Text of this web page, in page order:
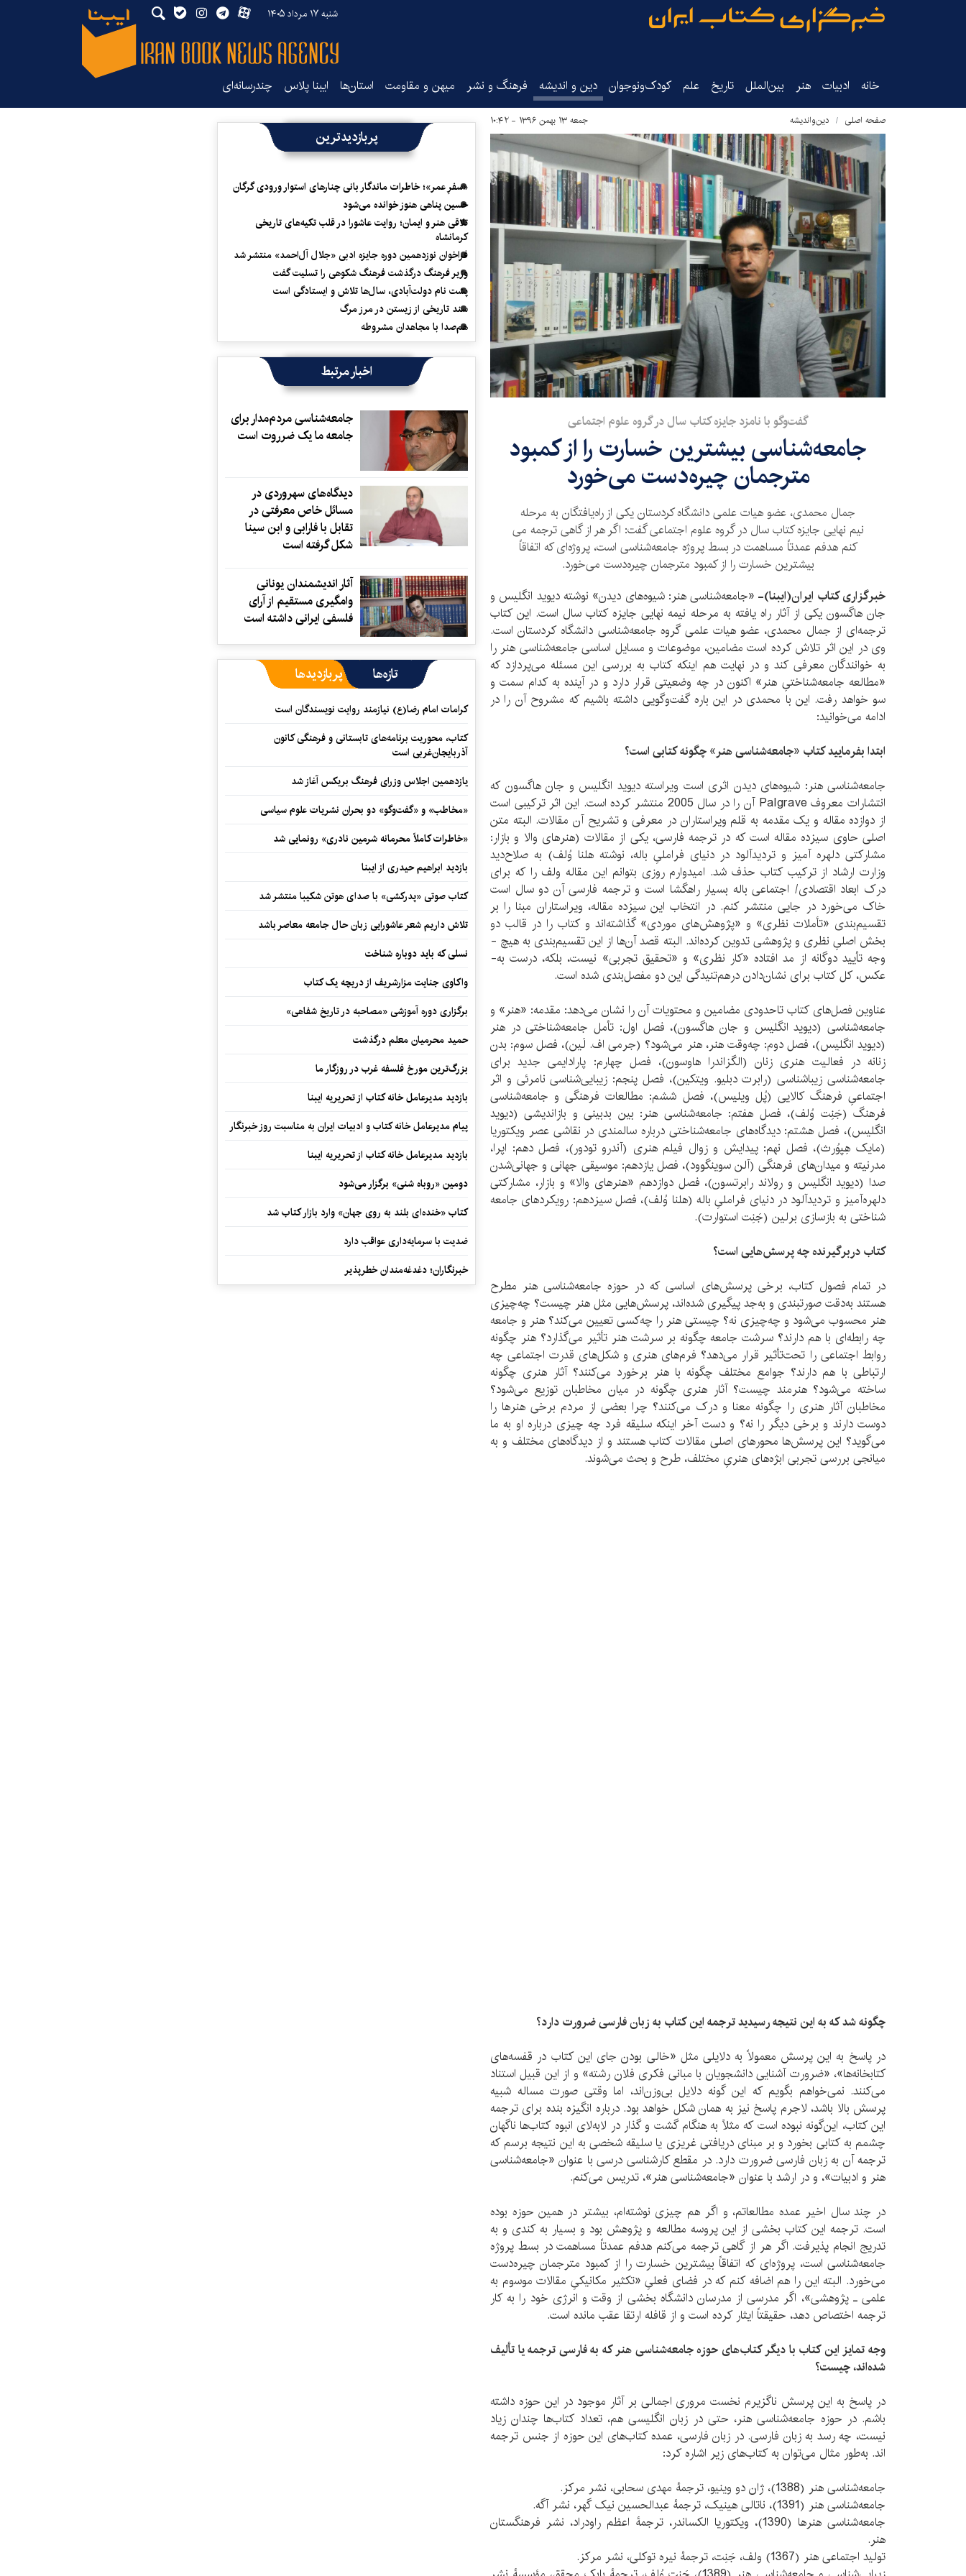
شنبه ۱۷ مرداد ۱۴۰۵
خانه ادبیات هنر بین‌الملل تاریخ‌ علم کودک‌ونوجوان دین و اندیشه فرهنگ و نشر میهن و مقاومت استان‌ها ایبنا پلاس چندرسانه‌ای
صفحه اصلی دین‌واندیشه جمعه ۱۳ بهمن ۱۳۹۶ - ۱۰:۴۲
گفت‌وگو با نامزد جایزه کتاب سال در گروه علوم اجتماعی
جامعه‌شناسی بیشترین خسارت را از کمبود
مترجمان چیره‌دست می‌خورد
جمال محمدی، عضو هیات علمی دانشگاه کردستان یکی از راه‌یافتگان به مرحله
نیم نهایی جایزه کتاب سال در گروه علوم اجتماعی گفت: اگر هر از گاهی ترجمه می­‌
کنم هدفم عمدتاً مساهمت در بسط پروژه جامعه‌شناسی است، پروژه­‌ای که اتفاقاً
بیشترین خسارت را از کمبود مترجمان چیره­‌دست می­‌خورد.
خبرگزاری کتاب ایران(ایبنا)- «جامعه‌شناسی هنر: شیوه‌های دیدن» نوشته ديويد انگليس و
جان هاگسون یکی از آثار راه یافته به مرحله نیمه نهایی جایزه کتاب سال است. این کتاب
ترجمه‌ای از جمال محمدی، عضو هیات علمی گروه جامعه­‌شناسی دانشگاه کردستان است.
وی در این اثر تلاش کرده است مضامین، موضوعات و مسایل اساسی جامعه­‌شناسی هنر را
به خوانندگان معرفی کند و در نهایت هم اینکه کتاب به بررسی این مسئله می‌پردازد که
«مطالعه جامعه‌شناختیِ هنر» اکنون در چه وضعیتی قرار دارد و در آینده به کدام سمت­ و
سو خواهد رفت. این با محمدی در این باره گفت‌وگویی داشته باشیم که مشروح آن را در
ادامه می‌خوانید:
ابتدا بفرمایید کتاب «جامعه­‌شناسی هنر» چگونه کتابی است؟
جامعه­‌شناسی هنر: شیوه­‌های دیدن اثری­ است ویراسته دیوید انگلیس و جان هاگسون که
انتشارات معروف Palgrave آن را در سال 2005 منتشر کرده است. این اثر ترکیبی است
از دوازده مقاله و یک مقدمه به­ قلم ویراستاران در معرفی و تشریح آن مقالات. البته متن
اصلی حاوی سیزده مقاله است که در ترجمه فارسی، یکی از مقالات (هنرهای والا و بازار:
مشارکتی دلهره ­آمیز و تردیدآلود در دنیای فراملیِ باله، نوشته هلنا وُلف) به صلاح‌‌دید
وزارت ارشاد از ترکیب کتاب حذف شد. امیدوارم روزی بتوانم این مقاله ولف را که برای
درک ابعاد اقتصادی/ اجتماعی باله بسیار راهگشا است و ترجمه فارسی آن دو سال است
خاک می­‌خورد در جایی منتشر کنم. در انتخاب این سیزده مقاله، ویراستاران مبنا را بر
تقسیم‌­بندی «تأملات نظری» و «پژوهش­‌های موردی» گذاشته­‌اند و کتاب را در قالب دو
بخش اصلیِ نظری و پژوهشی تدوین کرده‌­اند. البته قصد آن­‌ها از این تقسیم­‌بندی به‌ هیچ ­
وجه تأیید دوگانه از مد افتاده «کار نظری» و «تحقیق تجربی» نیست، بلکه، درست به‌­
عکس، کل کتاب برای نشان‌­دادن درهم‌تنیدگی این دو مفصل­‌بندی شده است.
عناوین فصل­‌های کتاب تاحدودی مضامین و محتویات آن را نشان می­‌دهد: مقدمه: «هنر» و
جامعه­‌شناسی (دیوید انگلیس و جان هاگسون)، فصل اول: تأمل جامعه­‌شناختی در هنر
(دیوید انگلیس)، فصل دوم: چه­‌وقت هنر، هنر می­‌شود؟ (جرمی اف. لَین)، فصل سوم: بدن
زنانه در فعالیت هنری زنان (الگزاندرا هاوسون)، فصل چهارم: پارادایمی جدید برای
جامعه‌شناسی زیباشناسی (رابرت دبلیو. ویتکین)، فصل پنجم: زیبایی‌­شناسی نامرئی و اثر
اجتماعیِ فرهنگ کالایی (پُل ویلیس)، فصل ششم: مطالعات فرهنگی و جامعه‌­شناسی
فرهنگ (جَنِت وُلف)، فصل هفتم: جامعه­‌شناسی هنر: بین بدبینی و بازاندیشی (دیوید
انگلیس)، فصل هشتم: دیدگاه‌­های جامعه­‌شناختی درباره سالمندی در نقاشی عصر ویکتوریا
(مایک هِپ­وُرث)، فصل نهم: پیدایش و زوال فیلم هنری (آندرو تودور)، فصل دهم: اپرا،
مدرنیته و میدان‌­های فرهنگی (آلن سوینگوود)، فصل یازدهم: موسیقی جهانی و جهانی­‌شدن
صدا (دیوید انگلیس و رولاند رابرتسون)، فصل دوازدهم «هنرهای والا» و بازار، مشارکتی
دلهره‌­آمیز و تردیدآلود در دنیای فراملیِ باله (هلنا وُلف)، فصل سیزدهم: رویکردهای جامعه­‌
شناختی به بازسازی برلین (جَنِت استوارت).
کتاب دربرگیرنده چه پرسش‌هایی است؟
در تمام فصول کتاب، برخی پرسش‌­های اساسی که در حوزه جامعه­‌شناسی هنر مطرح­‌
هستند به­‌دقت صورتبندی و به­‌جد پیگیری شده­‌اند، پرسش­‌هایی مثل هنر چیست؟ چه­‌چیزی
هنر محسوب می­‌شود و چه­‌چیزی نه؟ چیستی هنر را چه­‌کسی تعیین می­‌کند؟ هنر و جامعه
چه رابطه­‌ای با هم دارند؟ سرشت جامعه چگونه بر سرشت هنر تأثیر می­‌گذارد؟ هنر چگونه
روابط اجتماعی را تحت­‌تأثیر قرار می­‌دهد؟ فرم­‌های هنری و شکل­‌های قدرت اجتماعی چه
ارتباطی با هم دارند؟ جوامع مختلف چگونه با هنر برخورد می­‌کنند؟ آثار هنری چگونه
ساخته می­‌شود؟ هنرمند چیست؟ آثار هنری چگونه در میان مخاطبان توزیع می­‌شود؟
مخاطبان آثار هنری را چگونه معنا و درک می­‌کنند؟ چرا بعضی از مردم برخی هنرها را
دوست دارند و برخی دیگر را نه؟ و دست ­آخر این­که سلیقه فرد چه چیزی درباره او به ما
می‌گوید؟ این پرسش­‌ها محورهای اصلی مقالات کتاب هستند و از دیدگاه­‌های مختلف و به­‌
میانجی بررسی تجربی ابژه­‌های هنریِ مختلف، طرح و بحث می­‌شوند.
چگونه شد که به این نتیجه رسیدید ترجمه این کتاب به زبان فارسی ضرورت دارد؟
در پاسخ به این پرسش معمولاً به دلایلی مثل «خالی­ بودن جای این کتاب در قفسه­‌های
کتابخانه­‌ها»، «ضرورت آشنایی دانشجویان با مبانی فکری فلان رشته» و از این قبیل استناد
می‌کنند. نمی­‌خواهم بگویم که این گونه دلایل بی­‌وزن­‌اند، اما وقتی صورت مساله شبیه
پرسش بالا باشد، لاجرم پاسخ نیز به همان شکل خواهد بود. درباره انگیزه بنده برای ترجمه
این کتاب، این­‌گونه نبوده است که مثلاً به‌ هنگام گشت­ و گذار در لا‌به­‌لای انبوه کتاب­‌ها ناگهان
چشمم به کتابی بخورد و بر مبنای دریافتی غریزی یا سلیقه شخصی به این نتیجه برسم که
ترجمه آن به زبان فارسی ضرورت دارد. در مقطع کارشناسی درسی با عنوان «جامعه­‌شناسی
هنر و ادبیات»، و در ارشد با عنوان «جامعه‌‌شناسی هنر»، تدریس می­‌کنم.
در چند سال اخیر عمده مطالعاتم، و اگر هم چیزی نوشته­‌ام، بیشتر در همین حوزه بوده
است. ترجمه این کتاب بخشی از این پروسه مطالعه و پژوهش بود و بسیار به­‌ کندی و به‌
تدریج انجام پذیرفت. اگر هر از گاهی ترجمه می­‌کنم هدفم عمدتاً مساهمت در بسط پروژه
جامعه‌شناسی است، پروژه­‌ای که اتفاقاً بیشترین خسارت را از کمبود مترجمان چیره­‌دست
می­‌خورد. البته این را هم اضافه کنم که در فضای فعلیِ «تکثیر مکانیکیِ مقالات موسوم به
علمی ـ پژوهشی»، اگر مدرسی از مدرسان دانشگاه بخشی از وقت و انرژی خود را به کار
ترجمه اختصاص دهد، حقیقتاً ایثار کرده است و از قافله ارتقا عقب مانده است.
وجه تمایز این کتاب با دیگر کتاب­‌های حوزه جامعه­‌شناسی هنر که به فارسی ترجمه یا تألیف
شده­‌اند، چیست؟
در پاسخ به این پرسش ناگزیرم نخست مروری اجمالی بر آثار موجود در این حوزه داشته
باشم. در حوزه جامعه­‌شناسی هنر، حتی در زبان انگلیسی هم، تعداد کتاب­‌ها چندان زیاد
نیست، چه رسد به زبان فارسی. در زبان فارسی، عمده کتاب­‌های این حوزه از جنس ترجمه­‌
اند. به­‌طور مثال می­‌توان به کتاب­‌های زیر اشاره کرد:
جامعه­‌شناسی هنر (1388)، ژان دو وینیو، ترجمۀ مهدی سحابی، نشر مرکز.
جامعه­‌شناسی هنر (1391)، ناتالی هینیک، ترجمۀ عبدالحسین نیک­ گهر، نشر آگه.
جامعه­‌شناسی هنرها (1390)، ویکتوریا الکساندر، ترجمۀ اعظم راودراد، نشر فرهنگستان
هنر.
تولید اجتماعی هنر (1367) ولف، جَنِت، ترجمۀ نیره توکلی، نشر مرکز.
پربازدیدترین
«سفرِ عمر»؛ خاطرات ماندگار بانی چنارهای استوار ورودی گرگان
حسین پناهی هنوز خوانده می‌شود
تلاقی هنر و ایمان؛ روایت عاشورا در قلب تکیه‌های تاریخی
کرمانشاه
فراخوان نوزدهمین دوره جایزه ادبی «جلال آل‌احمد» منتشر شد
وزیر فرهنگ درگذشت فرهنگ شکوهی را تسلیت گفت
پشت نام دولت‌آبادی، سال‌ها تلاش و ایستادگی است
سند تاریخی از زیستن در مرز مرگ
هم‌صدا با مجاهدان مشروطه
اخبار مرتبط
جامعه‌شناسی مردم‌مدار برای
جامعه ما یک ضرروت است
دیدگاه‌های سهروردی در
مسائل خاص معرفتی در
تقابل با فارابی و ابن سینا
شکل گرفته است
آثار اندیشمندان یونانی
وامگیری مستقیم از آرای
فلسفی ایرانی داشته است
تازه‌ها پربازدیدها
کرامات امام رضا(ع) نیازمند روایت نویسندگان است
کتاب، محوریت برنامه‌های تابستانی و فرهنگی کانون
آذربایجان‌غربی است
یازدهمین اجلاس وزرای فرهنگ بریکس آغاز شد
«مخاطب» و «گفت‌وگو» دو بحران نشریات علوم سیاسی
«خاطرات کاملاً محرمانه شرمین نادری» رونمایی شد
بازدید ابراهیم حیدری از ایبنا
کتاب صوتی «پدرکشی» با صدای هوتن شکیبا منتشر شد
تلاش داریم شعر عاشورایی زبان حال جامعه معاصر باشد
نسلی که باید دوباره شناخت
واکاوی جنایت مزارشریف از دریچه یک کتاب
برگزاری دوره آموزشی «مصاحبه در تاریخ شفاهی»
حمید محرمیان معلم درگذشت
بزرگ‌ترین مورخ فلسفه غرب در روزگار ما
بازدید مدیرعامل خانه کتاب از تحریریه ایبنا
پیام مدیرعامل خانه کتاب و ادبیات ایران به مناسبت روز خبرنگار
بازدید مدیرعامل خانه کتاب از تحریریه ایبنا
دومین «روباه شنی» برگزار می‌شود
کتاب «خنده‌ای بلند به روی جهان» وارد بازار کتاب شد
ضدیت با سرمایه‌داری عواقب دارد
خبرنگاران؛ دغدغه‌مندان خطرپذیر